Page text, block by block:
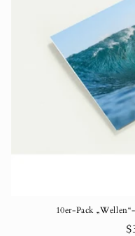
10er-Pack